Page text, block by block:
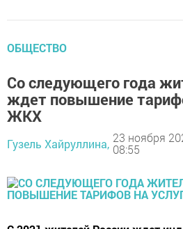
ОБЩЕСТВО
Со следующего года
ждет повышение
ЖКХ
Гузель Хайруллина, 23 ноября
08:55